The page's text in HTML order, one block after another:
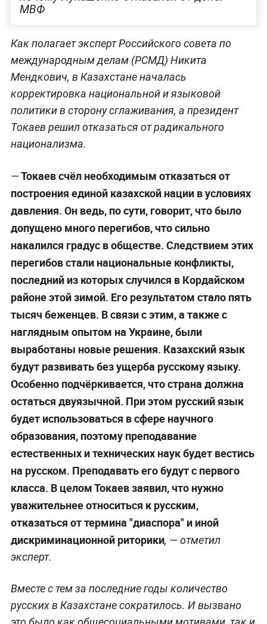
Коронавирус шагает по СНГ.
почему Лукашенко отказался от денег
МВФ
Как полагает эксперт Российского совета по
международным делам (РСМД) Никита
Мендкович, в Казахстане началась
корректировка национальной и языковой
политики в сторону сглаживания, а президент
Токаев решил отказаться от радикального
национализма.
—Токаев счёл необходимым отказаться от
построения единой казахской нации в условиях
давления. Он ведь, по сути, говорит, что было
допущено много перегибов, что сильно
накалился градус в обществе. Следствием этих
перегибов стали национальные конфликты,
последний из которых случился в Кордайском
районе этой зимой. Его результатом стало пять
тысяч беженцев. В связи с этим, а также с
наглядным опытом на Украине, были
выработаны новые решения. Казахский язык
будут развивать без ущерба русскому языку.
Особенно подчёркивается, что страна должна
будет использоваться в сфере научного
образования, поэтому преподавание